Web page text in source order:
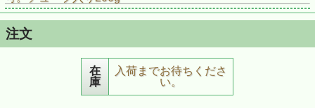
注文
在
庫
入荷までお待ちくださ
い。